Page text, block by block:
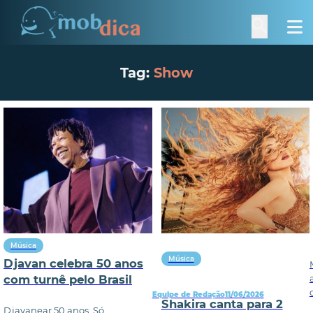
Tag: Show
Música
Djavan celebra 50 anos
com turnê pelo Brasil
Djavanear 50 anos. Só
Equipe de Redação11/06/2026
Música
Shakira canta para 2